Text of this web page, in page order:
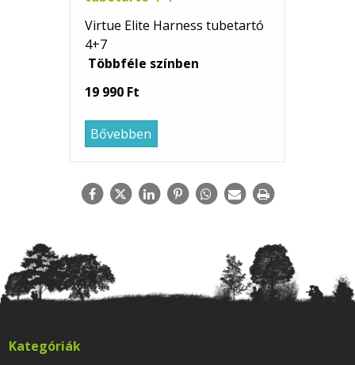
Virtue Elite Harness tubetartó
4+7
Többféle színben
19 990 Ft
Bővebben
Kategóriák